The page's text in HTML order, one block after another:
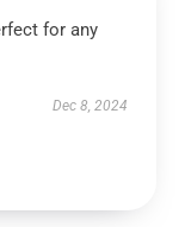
for any
Dec 8, 2024